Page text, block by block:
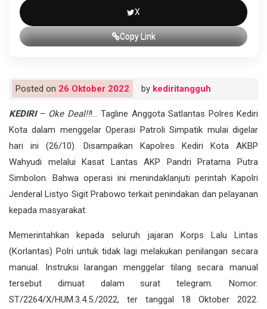
X
Copy Link
Posted on 26 Oktober 2022 by kediritangguh
KEDIRI – Oke Deal!!!… Tagline Anggota Satlantas Polres Kediri
Kota dalam menggelar Operasi Patroli Simpatik mulai digelar
hari ini (26/10). Disampaikan Kapolres Kediri Kota AKBP
Wahyudi melalui Kasat Lantas AKP Pandri Pratama Putra
Simbolon. Bahwa operasi ini menindaklanjuti perintah Kapolri
Jenderal Listyo Sigit Prabowo terkait penindakan dan pelayanan
kepada masyarakat.
Memerintahkan kepada seluruh jajaran Korps Lalu Lintas
(Korlantas) Polri untuk tidak lagi melakukan penilangan secara
manual. Instruksi larangan menggelar tilang secara manual
tersebut dimuat dalam surat telegram. Nomor:
ST/2264/X/HUM.3.4.5./2022, ter tanggal 18 Oktober 2022.